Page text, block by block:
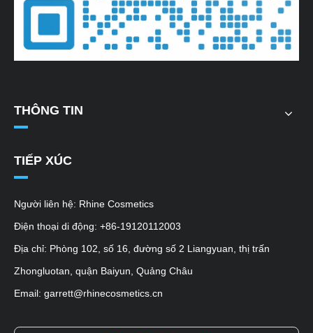
THÔNG TIN
TIẾP XÚC
Người liên hệ: Rhine Cosmetics
Điện thoại di động: +86-19120112003
Địa chỉ: Phòng 102, số 16, đường số 2 Liangyuan, thị trấn
Zhongluotan, quận Baiyun, Quảng Châu
Email: garrett@rhinecosmetics.cn